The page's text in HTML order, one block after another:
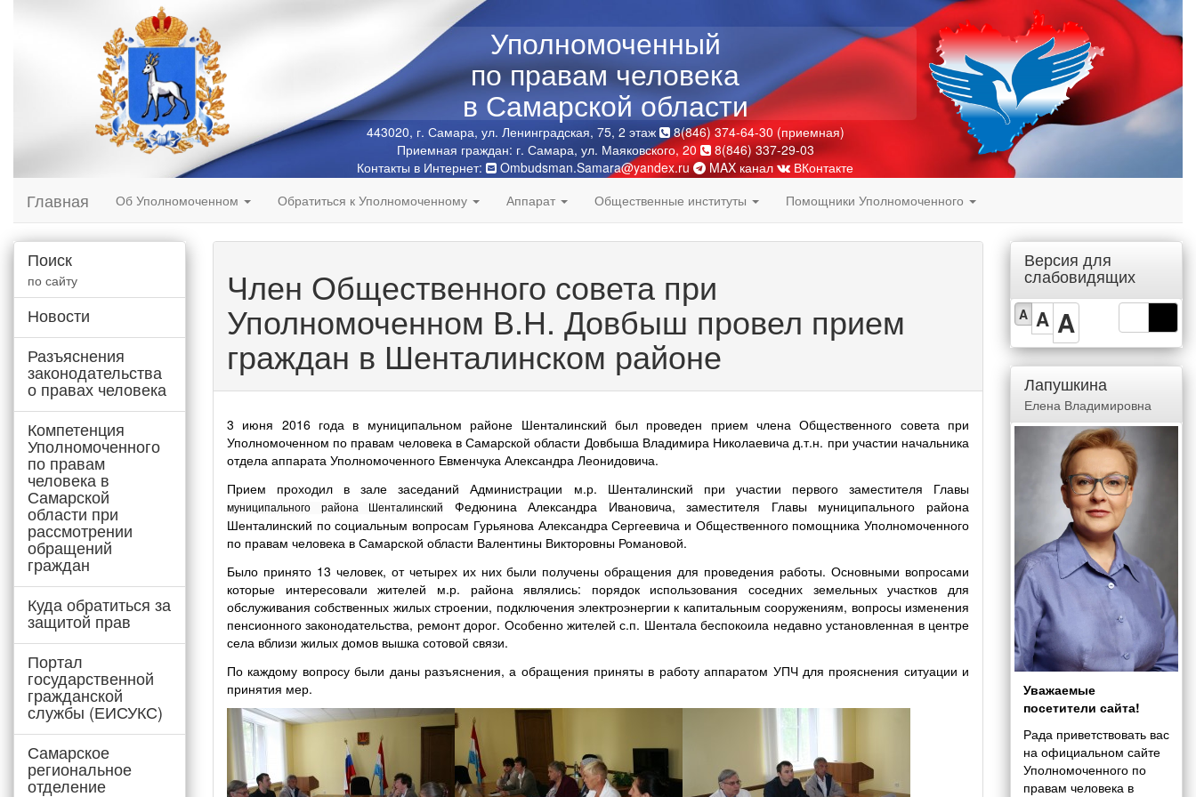
Уполномоченный
по правам человека
в Самарской области
443020, г. Самара, ул. Ленинградская, 75, 2 этаж
8(846) 374-64-30 (приемная)
Приемная граждан: г. Самара, ул. Маяковского, 20
8(846) 337-29-03
Контакты в Интернет:
Ombudsman.Samara@yandex.ru MAX канал ВКонтакте
Главная Об Уполномоченном Обратиться к Уполномоченному Аппарат Общественные институты Помощники Уполномоченного
Поиск
по сайту
Новости
Разъяснения
законодательства
о правах человека
Компетенция
Уполномоченного
по правам
человека в
Самарской
области при
рассмотрении
обращений
граждан
Куда обратиться за
защитой прав
Портал
государственной
гражданской
службы (ЕИСУКС)
Самарское
региональное
отделение
Член Общественного совета при
Уполномоченном В.Н. Довбыш провел прием
граждан в Шенталинском районе
3 июня 2016 года в муниципальном районе Шенталинский был проведен прием члена Общественного совета при
Уполномоченном по правам человека в Самарской области Довбыша Владимира Николаевича д.т.н. при участии начальника
отдела аппарата Уполномоченного Евменчука Александра Леонидовича.
Прием проходил в зале заседаний Администрации м.р. Шенталинский при участии первого заместителя Главы
муниципального района Шенталинский
Федюнина Александра Ивановича, заместителя Главы муниципального района
Шенталинский по социальным вопросам Гурьянова Александра Сергеевича и Общественного помощника Уполномоченного
по правам человека в Самарской области Валентины Викторовны Романовой.
Было принято 13 человек, от четырех их них были получены обращения для проведения работы. Основными вопросами
которые интересовали жителей м.р. района являлись: порядок использования соседних земельных участков для
обслуживания собственных жилых строении, подключения электроэнергии к капитальным сооружениям, вопросы изменения
пенсионного законодательства, ремонт дорог. Особенно жителей с.п. Шентала беспокоила недавно установленная в центре
села вблизи жилых домов вышка сотовой связи.
По каждому вопросу были даны разъяснения, а обращения приняты в работу аппаратом УПЧ для прояснения ситуации и
принятия мер.
Версия для
слабовидящих
A A A
Лапушкина
Елена Владимировна
Уважаемые
посетители сайта!
Рада приветствовать вас
на официальном сайте
Уполномоченного по
правам человека в